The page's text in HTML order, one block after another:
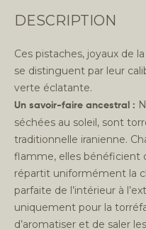
DESCRIPTION
Ces pistaches, joyaux de
se distinguent par leur
verte éclatante.
Un savoir-faire ancestral :
séchées au soleil, sont
traditionnelle iranienne.
flamme, elles bénéficient
répartit uniformément la
parfaite de l’intérieur à
uniquement pour la
d’aromatiser et de saler